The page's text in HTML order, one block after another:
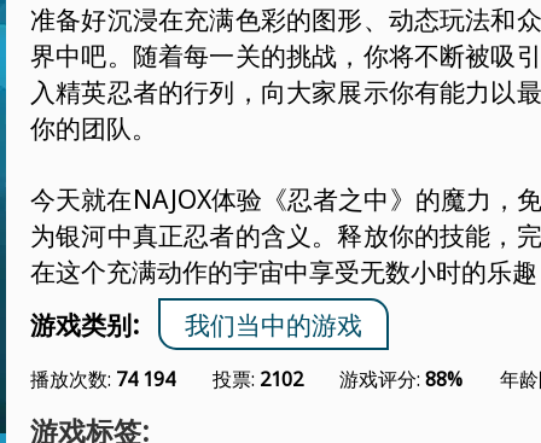
准备好沉浸在充满色彩的图形、动态玩法和
界中吧。随着每一关的挑战，你将不断被吸
入精英忍者的行列，向大家展示你有能力以
你的团队。
今天就在NAJOX体验《忍者之中》的魔力，
为银河中真正忍者的含义。释放你的技能，
在这个充满动作的宇宙中享受无数小时的乐
游戏类别:
我们当中的游戏
播放次数: 74 194 投票: 2102 游戏评分:88% 年
游戏标签: